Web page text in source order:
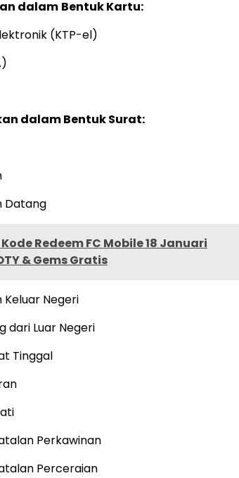
dalam Bentuk Kartu:
(KTP-el)
dalam Bentuk Surat:
Datang
Redeem FC Mobile 18 Januari
& Gems Gratis
Keluar Negeri
dari Luar Negeri
Tinggal
Perkawinan
Perceraian